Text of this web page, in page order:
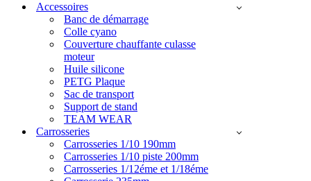
Accessoires
Banc de démarrage
Colle cyano
Couverture chauffante culasse
moteur
Huile silicone
PETG Plaque
Sac de transport
Support de stand
TEAM WEAR
Carrosseries
Carrosseries 1/10 190mm
Carrosseries 1/10 piste 200mm
Carrosseries 1/12éme et 1/18éme